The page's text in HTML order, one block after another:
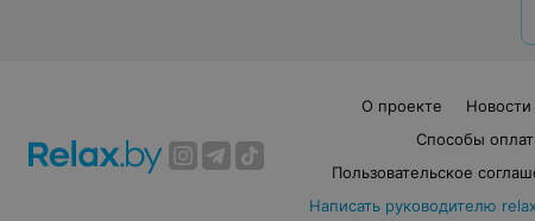
О проекте
Способы
Пользовательское
Написать руководителю